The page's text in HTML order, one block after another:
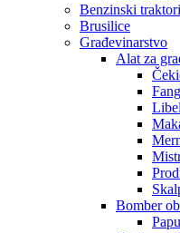
Benzinski traktori
Brusilice
Građevinarstvo
Alat za
Bomber